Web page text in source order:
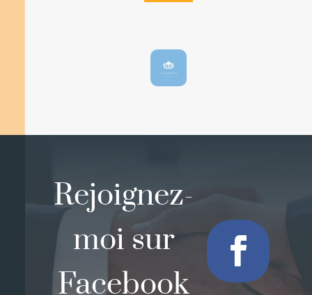
Rejoignez-
moi sur
Facebook